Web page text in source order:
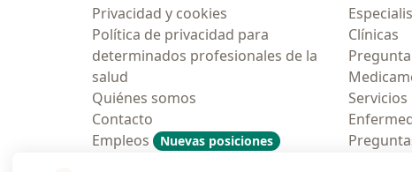
Privacidad y cookies
Política de privacidad para
determinados profesionales de la
salud
Quiénes somos
Contacto
Empleos
Nuevas posiciones
Clínicas
Servicios